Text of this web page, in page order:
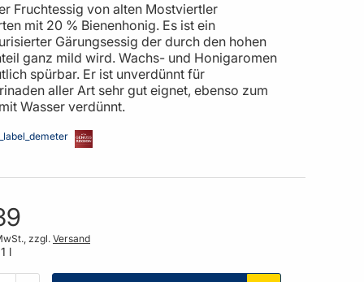
Fruchtessig von alten Mostviertler
mit 20 % Bienenhonig. Es ist ein
Gärungsessig der durch den hohen
ganz mild wird. Wachs- und Honigaromen
spürbar. Er ist unverdünnt für
aller Art sehr gut eignet, ebenso zum
Wasser verdünnt.‌
zzgl. Versand
l